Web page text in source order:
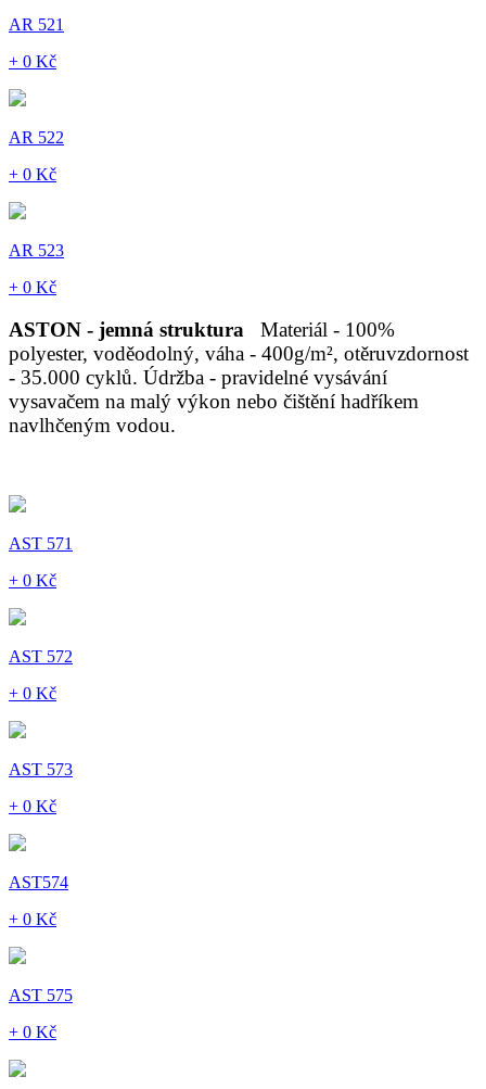
AR 521
+ 0 Kč
AR 522
+ 0 Kč
AR 523
+ 0 Kč
ASTON - jemná struktura
Materiál - 100%
polyester, voděodolný, váha - 400g/m², otěruvzdornost
- 35.000 cyklů. Údržba - pravidelné vysávání
vysavačem na malý výkon nebo čištění hadříkem
navlhčeným vodou.
AST 571
+ 0 Kč
AST 572
+ 0 Kč
AST 573
+ 0 Kč
AST574
+ 0 Kč
AST 575
+ 0 Kč